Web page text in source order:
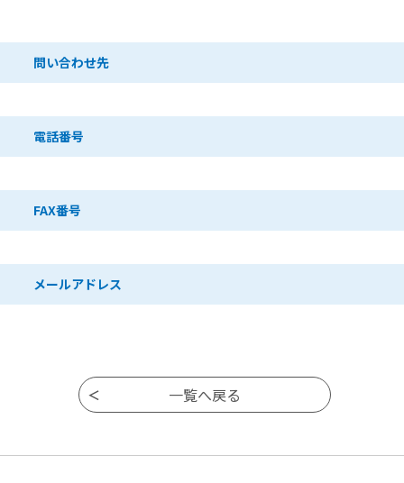
問い合わせ先
電話番号
FAX番号
メールアドレス